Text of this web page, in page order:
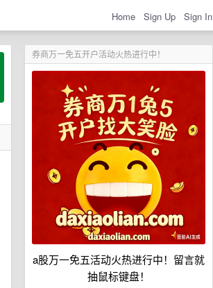
Home Sign Up Sign In
券商万一免五开户活动火热进行中！
a股万一免五活动火热进行中！留言就
抽鼠标键盘！